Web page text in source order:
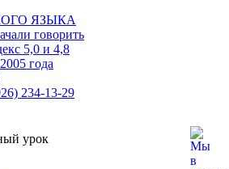
ЯЗЫКА
говорить
5,0 и 4,8
2005 года
234-13-29
урок